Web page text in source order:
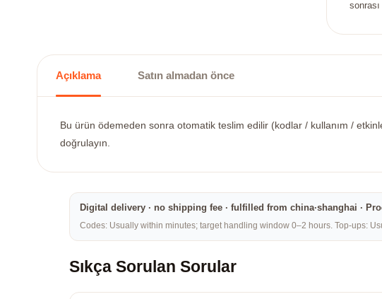
Açıklama Satın almadan önce
Bu ürün ödemeden sonra otomatik teslim edilir (kodlar / kullanım /
doğrulayın.
Digital delivery · no shipping fee · fulfilled from china·shanghai ·
Codes: Usually within minutes; target handling window 0–2 hours. Top-ups:
Sıkça Sorulan Sorular